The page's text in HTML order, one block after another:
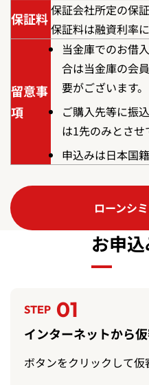
保証料保証会社所定の保
保証料は融資利率
留意事
項
当金庫でのお借
合は当金庫の会
要がございます
ご購入先等に振
は1先のみとさせ
申込みは日本国
ローンシ
お申
STEP 01
インターネットから
ボタンをクリックして仮